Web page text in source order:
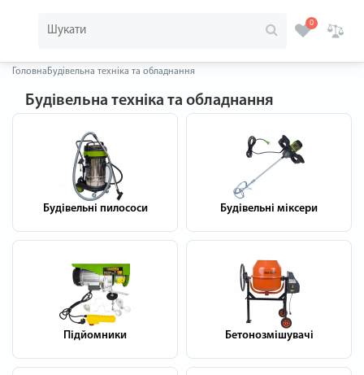
0
Головна Будівельна техніка та обладнання
Будівельна техніка та обладнання
Будівельні пилососи Будівельні міксери
Підйомники Бетонозмішувачі